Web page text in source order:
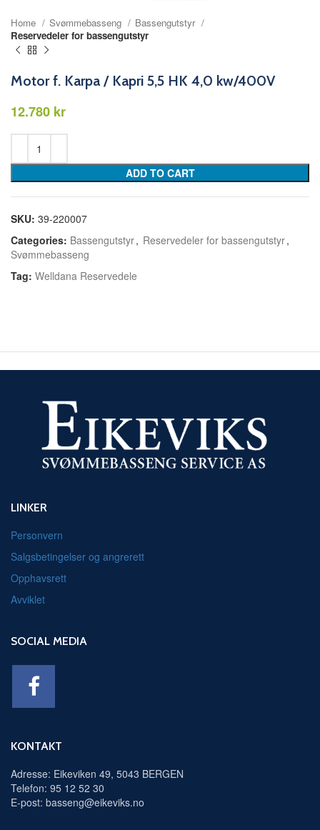
Home Svømmebasseng
Bassengutstyr
Reservedeler for bassengutstyr
Motor f. Karpa / Kapri 5,5 HK 4,0 kw/400V
kr
ADD TO CART
SKU: 39-220007
Categories: Bassengutstyr, Reservedeler for bassengutstyr,
Svømmebasseng
Tag: Welldana Reservedele
LINKER
Personvern
Salgsbetingelser og angrerett
Opphavsrett
Avviklet
SOCIAL MEDIA
KONTAKT
Adresse: Eikeviken 49, 5043 BERGEN
Telefon: 95 12 52 30
E-post: basseng@eikeviks.no